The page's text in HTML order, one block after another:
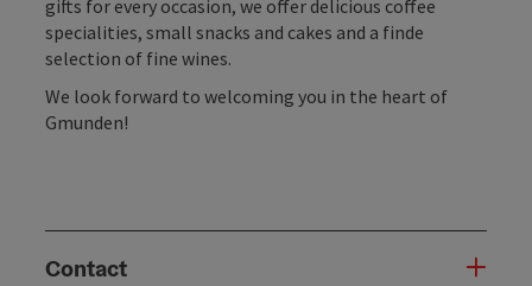
gifts for every occasion, we offer delicious coffee
specialities, small snacks and cakes and a finde
selection of fine wines.
We look forward to welcoming you in the heart of
Gmunden!
Contact